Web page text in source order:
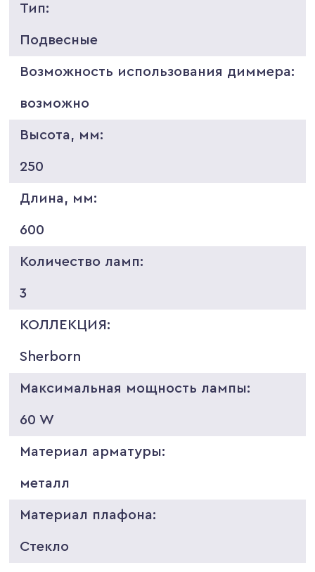
Тип:
Подвесные
Возможность использования диммера:
возможно
Высота, мм:
250
Длина, мм:
600
Количество ламп:
3
КОЛЛЕКЦИЯ:
Sherborn
Максимальная мощность лампы:
60 W
Материал арматуры:
металл
Материал плафона:
Стекло